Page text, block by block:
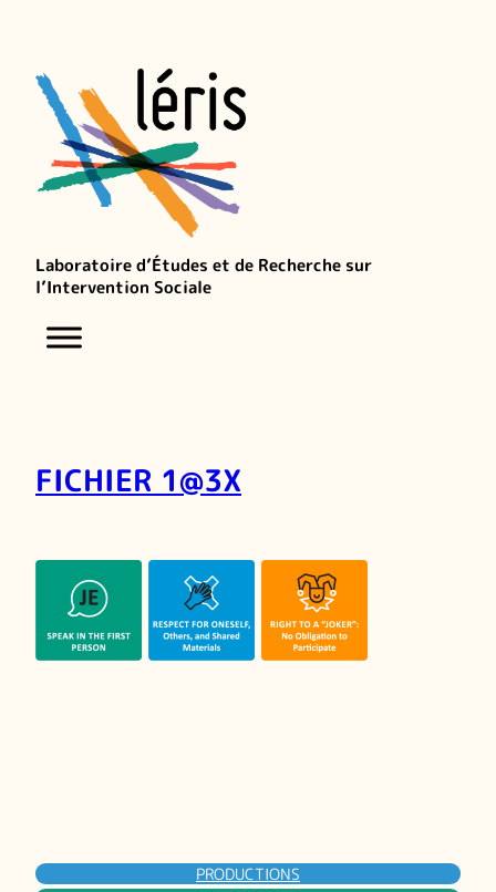
Laboratoire d’Études et de Recherche sur
l’Intervention Sociale
FICHIER 1@3X
PRODUCTIONS